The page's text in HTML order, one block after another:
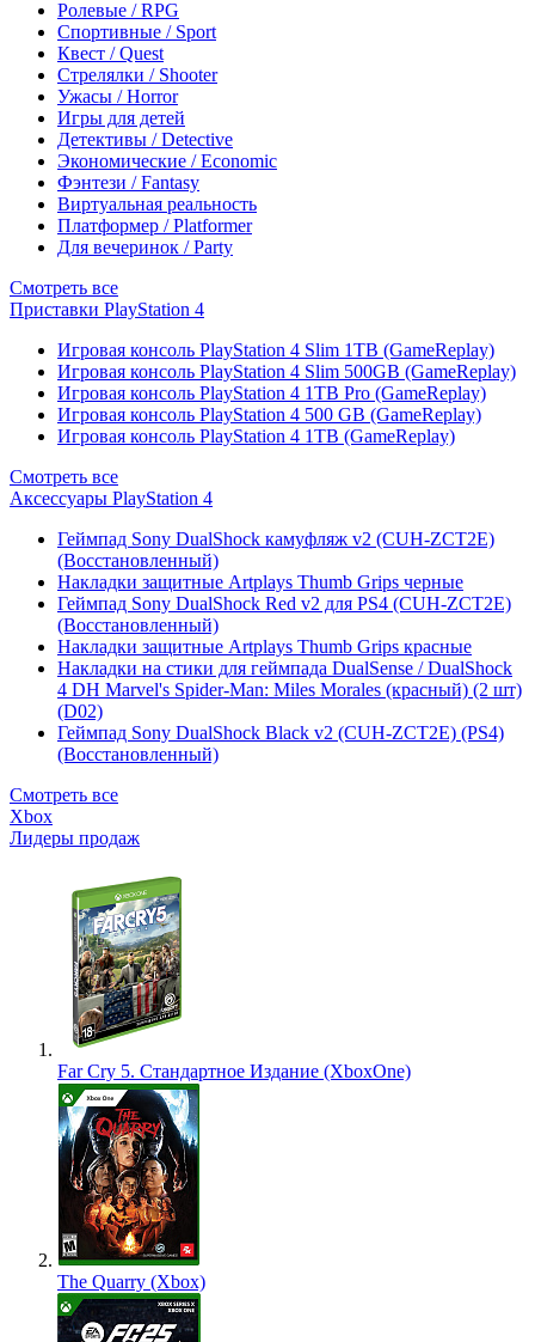
Ролевые / RPG
Спортивные / Sport
Квест / Quest
Стрелялки / Shooter
Ужасы / Horror
Игры для детей
Детективы / Detective
Экономические / Economic
Фэнтези / Fantasy
Виртуальная реальность
Платформер / Platformer
Для вечеринок / Party
Смотреть все
Приставки PlayStation 4
Игровая консоль PlayStation 4 Slim 1TB (GameReplay)
Игровая консоль PlayStation 4 Slim 500GB (GameReplay)
Игровая консоль PlayStation 4 1TB Pro (GameReplay)
Игровая консоль PlayStation 4 500 GB (GameReplay)
Игровая консоль PlayStation 4 1TB (GameReplay)
Смотреть все
Аксессуары PlayStation 4
Геймпад Sony DualShock камуфляж v2 (CUH-ZCT2E)
(Восстановленный)
Накладки защитные Artplays Thumb Grips черные
Геймпад Sony DualShock Red v2 для PS4 (CUH-ZCT2E)
(Восстановленный)
Накладки защитные Artplays Thumb Grips красные
Накладки на стики для геймпада DualSense / DualShock
4 DH Marvel's Spider-Man: Miles Morales (красный) (2 шт)
(D02)
Геймпад Sony DualShock Black v2 (CUH-ZCT2E) (PS4)
(Восстановленный)
Смотреть все
Xbox
Лидеры продаж
Far Cry 5. Стандартное Издание (XboxOne)
The Quarry (Xbox)